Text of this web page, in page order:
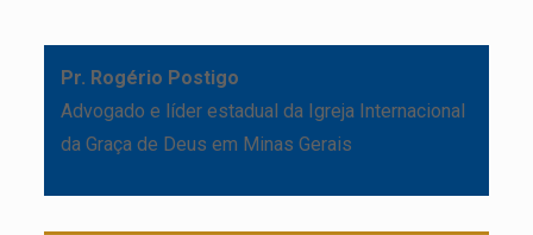
Pr. Rogério Postigo
Advogado e líder estadual da Igreja Internacional
da Graça de Deus em Minas Gerais